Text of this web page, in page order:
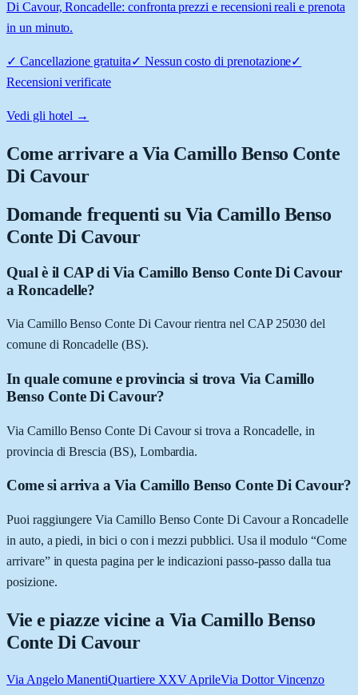
Di Cavour, Roncadelle: confronta prezzi e recensioni reali e prenota
in un minuto.
✓ Cancellazione gratuita✓ Nessun costo di prenotazione✓
Recensioni verificate
Vedi gli hotel →
Come arrivare aVia Camillo Benso Conte
Di Cavour
Domande frequenti su Via Camillo Benso
Conte Di Cavour
Qual è il CAP di Via Camillo Benso Conte Di Cavour
a Roncadelle?
Via Camillo Benso Conte Di Cavour rientra nel CAP 25030 del
comune di Roncadelle (BS).
In quale comune e provincia si trova Via Camillo
Benso Conte Di Cavour?
Via Camillo Benso Conte Di Cavour si trova a Roncadelle, in
provincia di Brescia (BS), Lombardia.
Come si arriva a Via Camillo Benso Conte Di Cavour?
Puoi raggiungere Via Camillo Benso Conte Di Cavour a Roncadelle
in auto, a piedi, in bici o con i mezzi pubblici. Usa il modulo “Come
arrivare” in questa pagina per le indicazioni passo-passo dalla tua
posizione.
Vie e piazze vicine a Via Camillo Benso
Conte Di Cavour
Via Angelo ManentiQuartiere XXV AprileVia Dottor Vincenzo